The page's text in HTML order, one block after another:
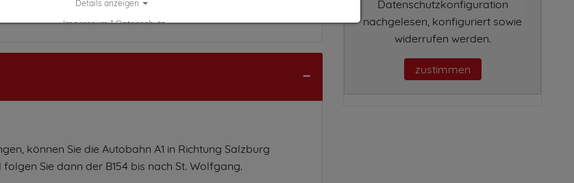
Radtouren.
können Sie die Autobahn A1 in Richtung Salzburg
Sie dann der B154 bis nach St. Wolfgang.
Datenschutzkonfiguration
nachgelesen, konfiguriert sowie
widerrufen werden.
zustimmen
Details anzeigen
Impressum|Datenschutz